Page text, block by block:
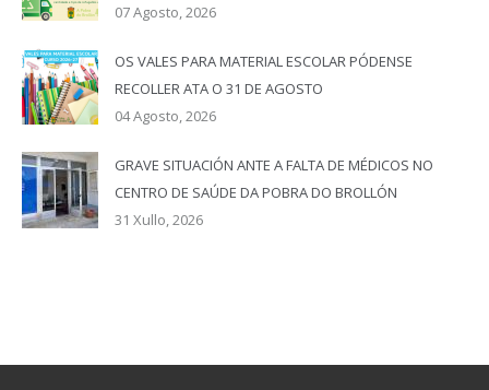
07 Agosto, 2026
OS VALES PARA MATERIAL ESCOLAR PÓDENSE
RECOLLER ATA O 31 DE AGOSTO
04 Agosto, 2026
GRAVE SITUACIÓN ANTE A FALTA DE MÉDICOS NO
CENTRO DE SAÚDE DA POBRA DO BROLLÓN
31 Xullo, 2026